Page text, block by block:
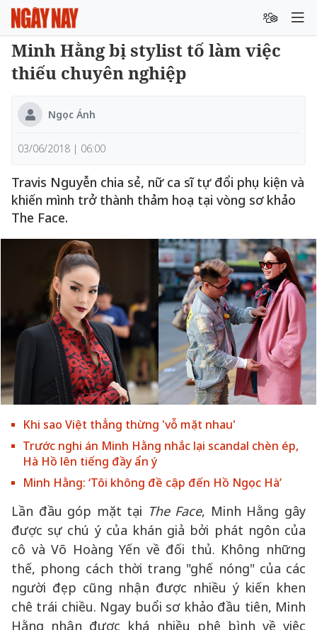
Minh Hằng bị stylist tố làm việc
thiếu chuyên nghiệp
Ngọc Ánh
03/06/2018 | 06:00
Travis Nguyễn chia sẻ, nữ ca sĩ tự đổi phụ kiện và
khiến mình trở thành thảm hoạ tại vòng sơ khảo
The Face.
Khi sao Việt thẳng thừng 'vỗ mặt nhau'
Trước nghi án Minh Hằng nhắc lại scandal chèn ép,
Hà Hồ lên tiếng đầy ẩn ý
Minh Hằng: ‘Tôi không đề cập đến Hồ Ngọc Hà’
Lần đầu góp mặt tại The Face, Minh Hằng gây
được sự chú ý của khán giả bởi phát ngôn của
cô và Võ Hoàng Yến về đối thủ. Không những
thế, phong cách thời trang "ghế nóng" của các
người đẹp cũng nhận được nhiều ý kiến khen
chê trái chiều. Ngay buổi sơ khảo đầu tiên, Minh
Hằng nhận được khá nhiều phê bình về việc